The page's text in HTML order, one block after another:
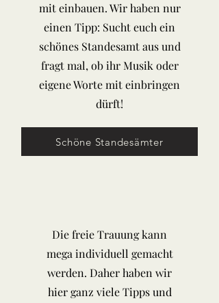
mit einbauen. Wir haben nur
einen Tipp: Sucht euch ein
schönes Standesamt aus und
fragt mal, ob ihr Musik oder
eigene Worte mit einbringen
dürft!
Schöne Standesämter
Die freie Trauung kann
mega individuell gemacht
werden. Daher haben wir
hier ganz viele Tipps und